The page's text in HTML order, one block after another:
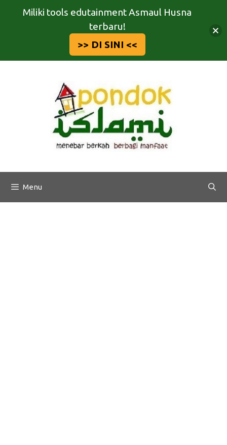
Menu
Miliki tools edutainment Asmaul Husna
terbaru!
>> DI SINI <<